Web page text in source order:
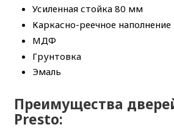
Усиленная стойка 80 мм
Каркасно-реечное наполнение
МДФ
Грунтовка
Эмаль
Преимущества
Presto: